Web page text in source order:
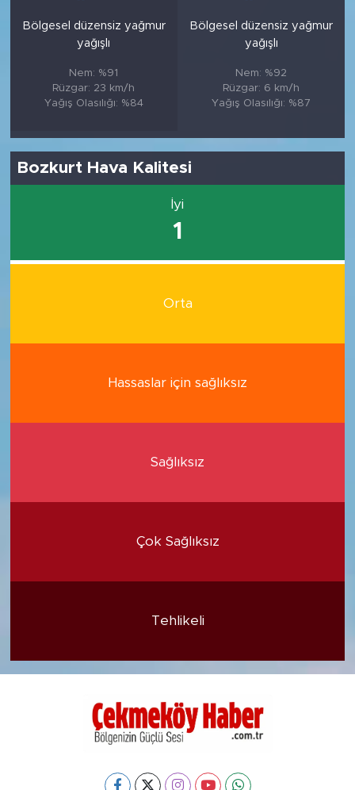
Bölgesel düzensiz yağmur
yağışlı
Nem: %91
Rüzgar: 23 km/h
Yağış Olasılığı: %84
Bölgesel düzensiz yağmur
yağışlı
Nem: %92
Rüzgar: 6 km/h
Yağış Olasılığı: %87
Bozkurt Hava Kalitesi
İyi
1
Orta
Hassaslar için sağlıksız
Sağlıksız
Çok Sağlıksız
Tehlikeli